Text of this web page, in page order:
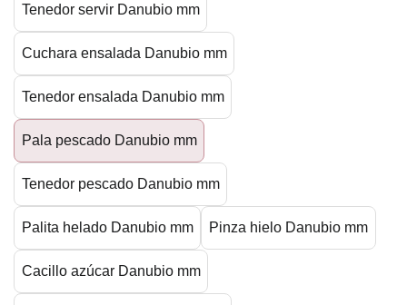
Tenedor servir Danubio mm
Cuchara ensalada Danubio mm
Tenedor ensalada Danubio mm
Pala pescado Danubio mm
Tenedor pescado Danubio mm
Palita helado Danubio mm Pinza hielo Danubio mm
Cacillo azúcar Danubio mm